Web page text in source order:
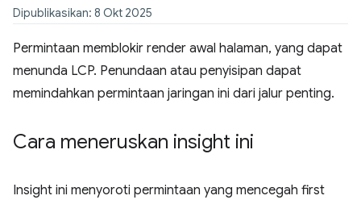
Dipublikasikan: 8 Okt 2025
Permintaan memblokir render awal halaman, yang dapat
menunda LCP. Penundaan atau penyisipan dapat
memindahkan permintaan jaringan ini dari jalur penting.
Cara meneruskan insight ini
Insight ini menyoroti permintaan yang mencegah first